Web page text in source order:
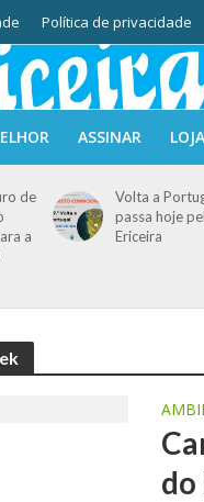
Política de privacidade
ASSINAR LOJA
de
a
Volta a
passa hoje
Ericeira
do